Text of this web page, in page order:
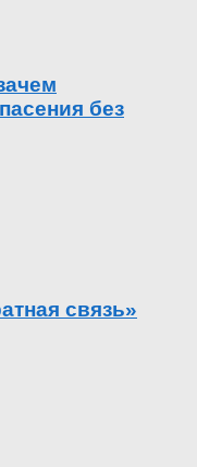
без
связь»